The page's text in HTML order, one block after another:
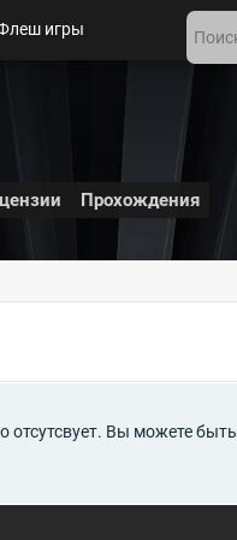
игры
Прохождения
отсутсвует. Вы можете быть